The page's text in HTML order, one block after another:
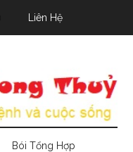
Liên Hệ
Bói Tổng Hợp